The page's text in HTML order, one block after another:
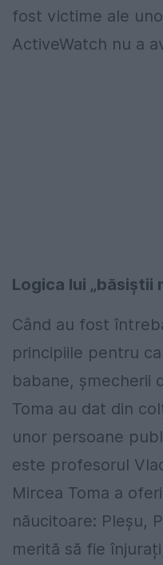
fost victime ale
ActiveWatch nu a
Logica lui „băsiștii
Când au fost
principiile pentru
babane, șmecherii
Toma au dat din
unor persoane
este profesorul
Mircea Toma a
năucitoare: Pleșu,
merită să fie